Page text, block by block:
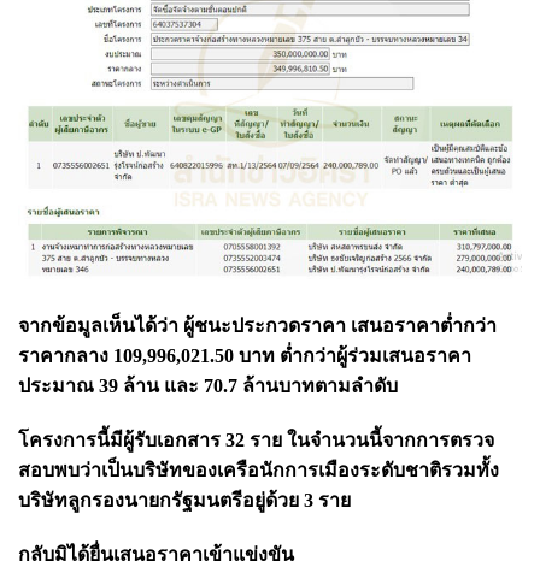
จากข้อมูลเห็นได้ว่า ผู้ชนะประกวดราคา เสนอราคาต่ำกว่า
ราคากลาง 109,996,021.50 บาท ต่ำกว่าผู้ร่วมเสนอราคา
ประมาณ 39 ล้าน และ 70.7 ล้านบาทตามลำดับ
โครงการนี้มีผู้รับเอกสาร 32 ราย ในจำนวนนี้จากการตรวจ
สอบพบว่าเป็นบริษัทของเครือนักการเมืองระดับชาติรวมทั้ง
บริษัทลูกรองนายกรัฐมนตรีอยู่ด้วย 3 ราย
กลับมิได้ยื่นเสนอราคาเข้าแข่งขัน